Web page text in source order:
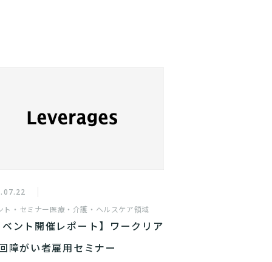
ト・セミナー医療・介護・ヘルスケア領域
ント開催レポート】ワークリア
障がい者雇用セミナー